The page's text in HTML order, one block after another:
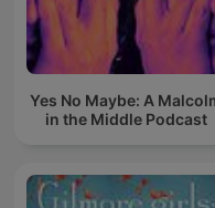
Yes No Maybe: A
in the Middle Podcast